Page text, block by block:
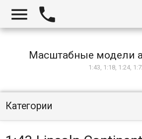
 
Масштабные модели
1:43, 1:18, 1:24,
Категории